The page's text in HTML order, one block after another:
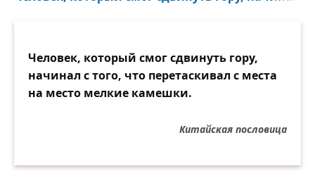
Человек, который смог сдвинуть гору,
начинал с того, что перетаскивал с места
на место мелкие камешки.
Китайская пословица